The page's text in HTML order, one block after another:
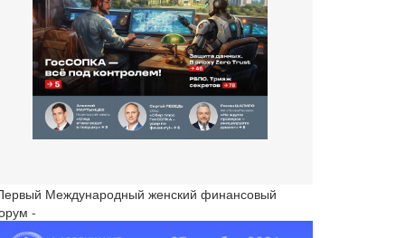
Международный женский финансовый
-